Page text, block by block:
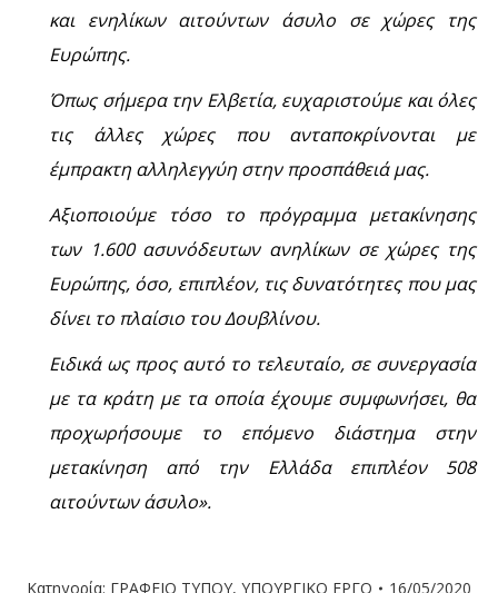
και ενηλίκων αιτούντων άσυλο σε χώρες της
Ευρώπης.
Όπως σήμερα την Ελβετία, ευχαριστούμε και όλες
τις άλλες χώρες που ανταποκρίνονται με
έμπρακτη αλληλεγγύη στην προσπάθειά μας.
Αξιοποιούμε τόσο το πρόγραμμα μετακίνησης
των 1.600 ασυνόδευτων ανηλίκων σε χώρες της
Ευρώπης, όσο, επιπλέον, τις δυνατότητες που μας
δίνει το πλαίσιο του Δουβλίνου.
Ειδικά ως προς αυτό το τελευταίο, σε συνεργασία
με τα κράτη με τα οποία έχουμε συμφωνήσει, θα
προχωρήσουμε το επόμενο διάστημα στην
μετακίνηση από την Ελλάδα επιπλέον 508
αιτούντων άσυλο».
Κατηγορία: ΓΡΑΦΕΙΟ ΤΥΠΟΥ, ΥΠΟΥΡΓΙΚΟ ΕΡΓΟ
16/05/2020